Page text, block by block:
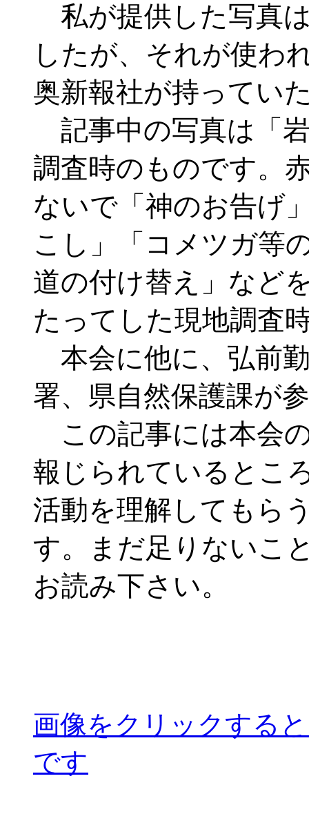
私が提供した写真
したが、それが使わ
奥新報社が持ってい
記事中の写真は「
調査時のものです。
ないで「神のお告げ
こし」「コメツガ等
道の付け替え」など
たってした現地調査
本会に他に、弘前
署、県自然保護課が
この記事には本会
報じられているとこ
活動を理解してもら
す。まだ足りないこ
お読み下さい。
画像をクリックする
です